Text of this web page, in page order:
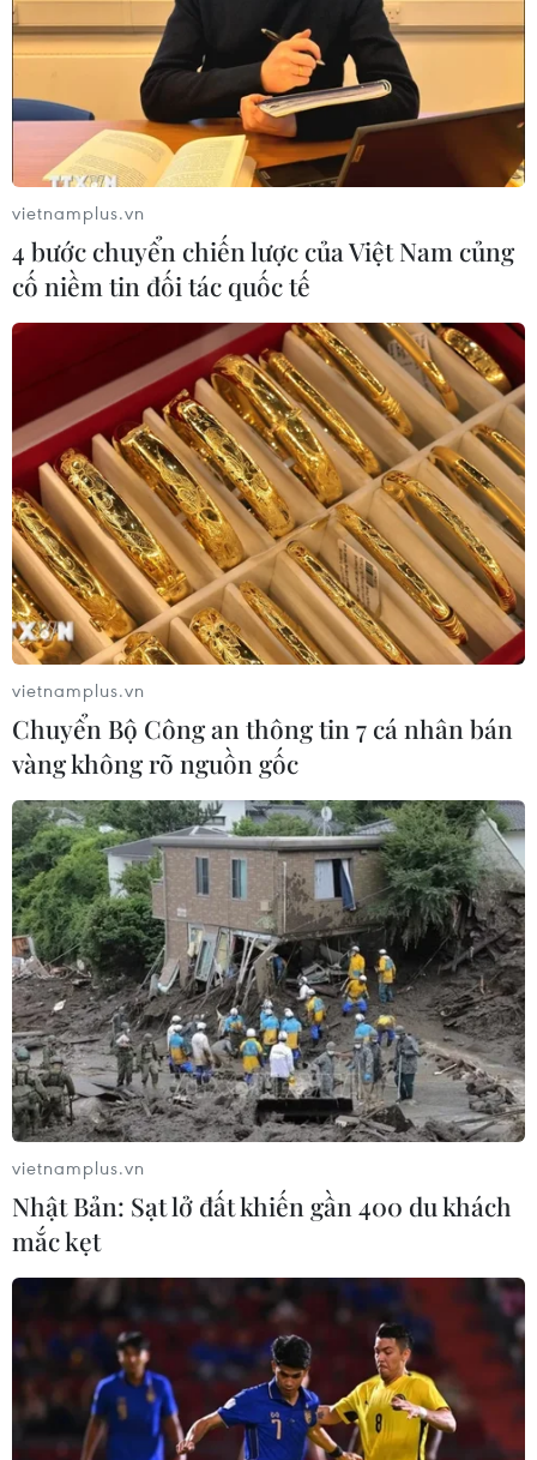
vietnamplus.vn
4 bước chuyển chiến lược của Việt Nam củng
cố niềm tin đối tác quốc tế
vietnamplus.vn
Chuyển Bộ Công an thông tin 7 cá nhân bán
vàng không rõ nguồn gốc
vietnamplus.vn
Nhật Bản: Sạt lở đất khiến gần 400 du khách
mắc kẹt